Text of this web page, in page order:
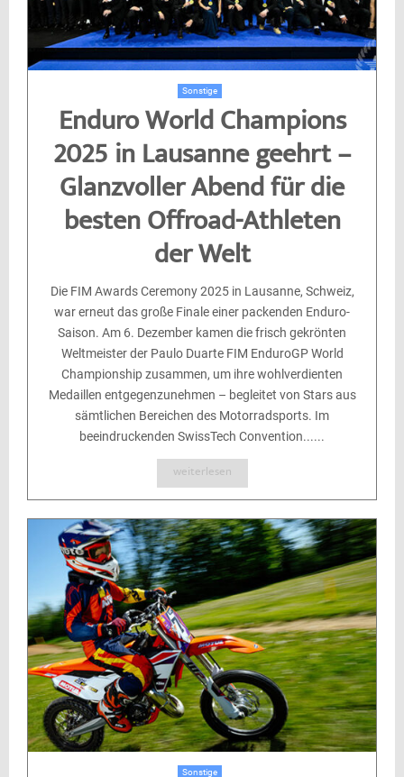
Sonstige
Enduro World Champions
2025 in Lausanne geehrt –
Glanzvoller Abend für die
besten Offroad-Athleten
der Welt
Die FIM Awards Ceremony 2025 in Lausanne, Schweiz,
war erneut das große Finale einer packenden Enduro-
Saison. Am 6. Dezember kamen die frisch gekrönten
Weltmeister der Paulo Duarte FIM EnduroGP World
Championship zusammen, um ihre wohlverdienten
Medaillen entgegenzunehmen – begleitet von Stars aus
sämtlichen Bereichen des Motorradsports. Im
beeindruckenden SwissTech Convention......
weiterlesen
Sonstige